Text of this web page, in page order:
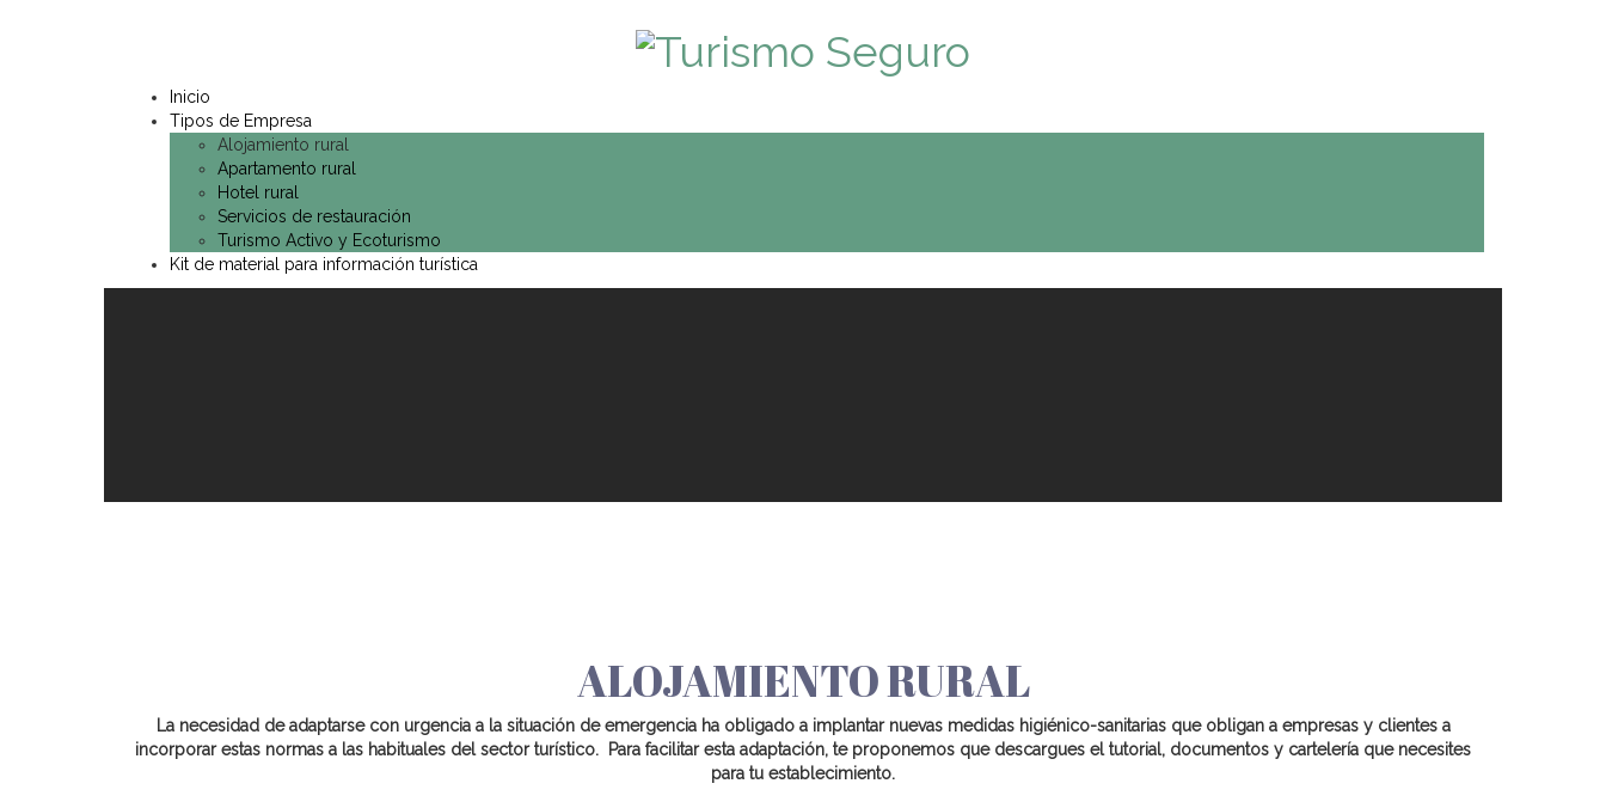
Inicio
Tipos de Empresa
Alojamiento rural
Apartamento rural
Hotel rural
Servicios de restauración
Turismo Activo y Ecoturismo
Kit de material para información turística
ALOJAMIENTO RURAL
La necesidad de adaptarse con urgencia a la situación de emergencia ha obligado a implantar nuevas medidas higiénico-sanitarias que obligan a empresas y clientes a
incorporar estas normas a las habituales del sector turístico. Para facilitar esta adaptación, te proponemos que descargues el tutorial, documentos y cartelería que necesites
para tu establecimiento.